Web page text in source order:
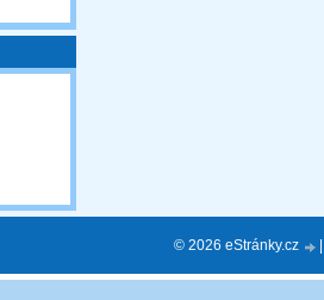
© 2026 eStránky.cz